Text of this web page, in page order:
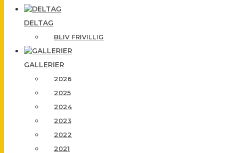
DELTAG
BLIV FRIVILLIG
GALLERIER
2026
2025
2024
2023
2022
2021